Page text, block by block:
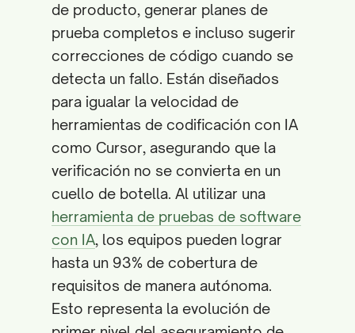
de producto, generar planes de
prueba completos e incluso sugerir
correcciones de código cuando se
detecta un fallo. Están diseñados
para igualar la velocidad de
herramientas de codificación con IA
como Cursor, asegurando que la
verificación no se convierta en un
cuello de botella. Al utilizar una
herramienta de pruebas de software
con IA, los equipos pueden lograr
hasta un 93% de cobertura de
requisitos de manera autónoma.
Esto representa la evolución de